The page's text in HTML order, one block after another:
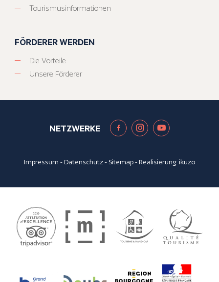
Tourismusinformationen
FÖRDERER WERDEN
Die Vorteile
Unsere Förderer
NETZWERKE
Impressum -Datenschutz- Sitemap- Realisierung:ikuzo